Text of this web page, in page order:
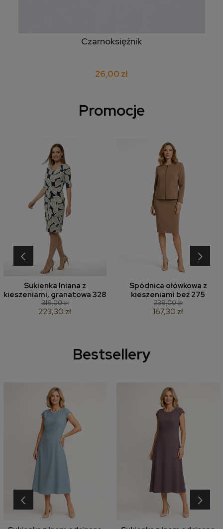
Czarnoksiężnik
26,00 zł
Promocje
Sukienka lniana z
kieszeniami, granatowa 328
319,00 zł
223,30 zł
Spódnica ołówkowa z
kieszeniami beż 275
239,00 zł
167,30 zł
‹ ›
Bestsellery
‹ ›